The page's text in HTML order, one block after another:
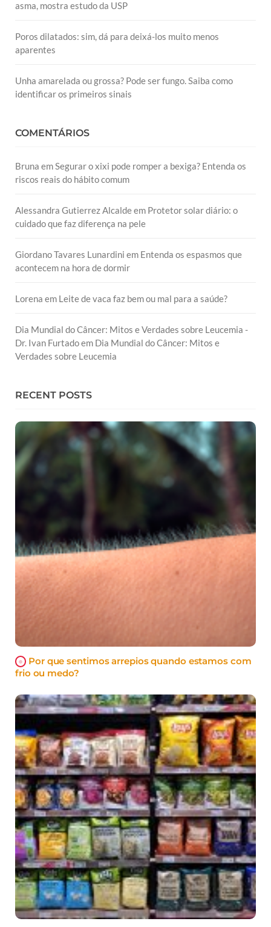
asma, mostra estudo da USP
Poros dilatados: sim, dá para deixá-los muito menos
aparentes
Unha amarelada ou grossa? Pode ser fungo. Saiba como
identificar os primeiros sinais
COMENTÁRIOS
Bruna emSegurar o xixi pode romper a bexiga? Entenda os
riscos reais do hábito comum
Alessandra Gutierrez Alcaldeem Protetor solar diário: o
cuidado que faz diferença na pele
Giordano Tavares Lunardini em Entenda os espasmos que
acontecem na hora de dormir
Lorena em Leite de vaca faz bem ou mal para a saúde?
Dia Mundial do Câncer: Mitos e Verdades sobre Leucemia -
Dr. Ivan Furtadoem Dia Mundial do Câncer: Mitos e
Verdades sobre Leucemia
RECENT POSTS
Por que sentimos arrepios quando estamos com
frio ou medo?